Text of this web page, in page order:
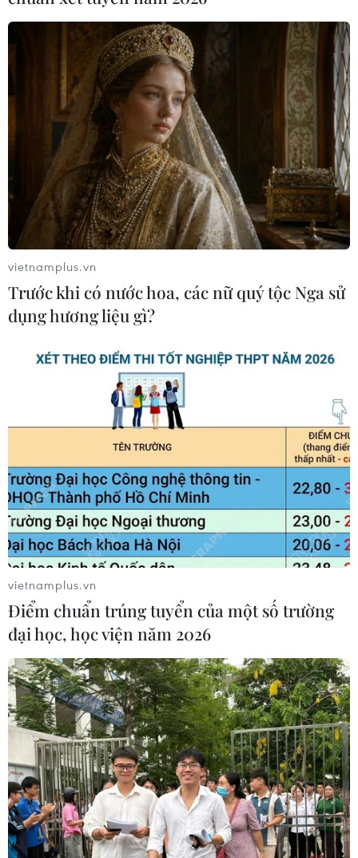
TIN CÙNG CHUYÊN MỤC
Giá vàng ngày 10/8: Bảng giá tại các
công ty vàng bạc đá quý
10/08/2026 02:06
Giá dầu tiếp tục leo thang khi rủi ro
gián đoạn nguồn cung gia tăng
vietnamplus.vn
Trước khi có nước hoa, các nữ quý tộc Nga sử
dụng hương liệu gì?
vietnamplus.vn
Điểm chuẩn trúng tuyển của một số trường
đại học, học viện năm 2026